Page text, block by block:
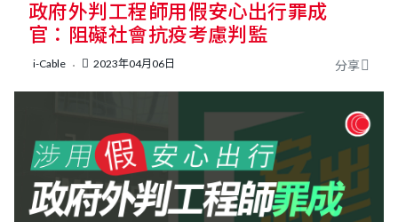
按輸入鍵開始搜尋
政府外判工程師用假安心出行罪成
官：阻礙社會抗疫考慮判監
i-Cable 2023年04月06日 分享